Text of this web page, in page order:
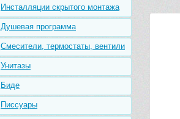
Инсталляции скрытого монтажа
Душевая программа
Смесители, термостаты, вентили
Унитазы
Биде
Писсуары